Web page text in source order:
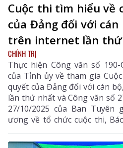
Cuộc thi tìm hiểu về
của Đảng đối với cán
trên internet lần
CHÍNH TRỊ
Thực hiện Công văn số 190-
của Tỉnh ủy về tham gia
quyết của Đảng đối với cán
lần thứ nhất và Công văn số
27/10/2025 của Ban Tuyên
ương về tổ chức cuộc thi,
hình Lai Châu giới thiệu nội
như sau: